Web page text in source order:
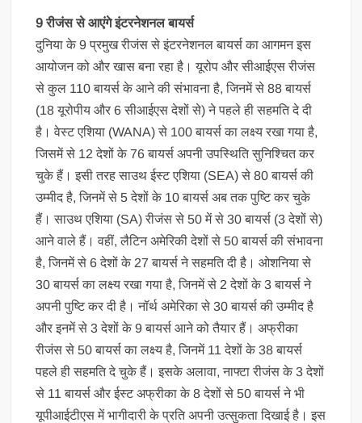
9 रीजंस से आएंगे इंटरनेशनल बायर्स
दुनिया के 9 प्रमुख रीजंस से इंटरनेशनल बायर्स का आगमन इस
आयोजन को और खास बना रहा है। यूरोप और सीआईएस रीजंस
से कुल 110 बायर्स के आने की संभावना है, जिनमें से 88 बायर्स
(18 यूरोपीय और 6 सीआईएस देशों से) ने पहले ही सहमति दे दी
है। वेस्ट एशिया (WANA) से 100 बायर्स का लक्ष्य रखा गया है,
जिसमें से 12 देशों के 76 बायर्स अपनी उपस्थिति सुनिश्चित कर
चुके हैं। इसी तरह साउथ ईस्ट एशिया (SEA) से 80 बायर्स की
उम्मीद है, जिनमें से 5 देशों के 10 बायर्स अब तक पुष्टि कर चुके
हैं। साउथ एशिया (SA) रीजंस से 50 में से 30 बायर्स (3 देशों से)
आने वाले हैं। वहीं, लैटिन अमेरिकी देशों से 50 बायर्स की संभावना
है, जिनमें से 6 देशों के 27 बायर्स ने सहमति दी है। ओशनिया से
30 बायर्स का लक्ष्य रखा गया है, जिनमें से 2 देशों के 3 बायर्स ने
अपनी पुष्टि कर दी है। नॉर्थ अमेरिका से 30 बायर्स की उम्मीद है
और इनमें से 3 देशों के 9 बायर्स आने को तैयार हैं। अफ्रीका
रीजंस से 50 बायर्स का लक्ष्य है, जिनमें 11 देशों के 38 बायर्स
पहले ही सहमति दे चुके हैं। इसके अलावा, नाफ्टा रीजंस के 3 देशों
से 11 बायर्स और ईस्ट अफ्रीका के 8 देशों से 50 बायर्स ने भी
यूपीआईटीएस में भागीदारी के प्रति अपनी उत्सुकता दिखाई है। इस